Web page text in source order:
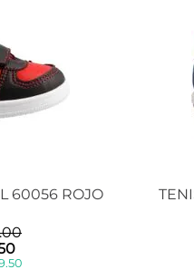
60056 ROJO
.00
.50